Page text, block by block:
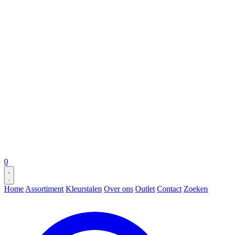
0
Home Assortiment Kleurstalen Over ons Outlet Contact Zoeken